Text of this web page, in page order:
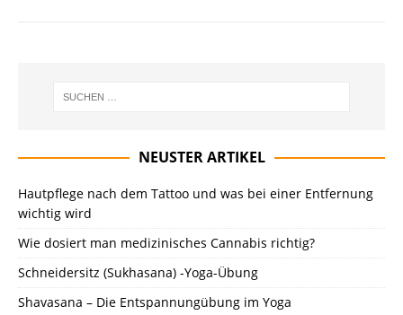
NEUSTER ARTIKEL
Hautpflege nach dem Tattoo und was bei einer Entfernung
wichtig wird
Wie dosiert man medizinisches Cannabis richtig?
Schneidersitz (Sukhasana) -Yoga-Übung
Shavasana – Die Entspannungübung im Yoga